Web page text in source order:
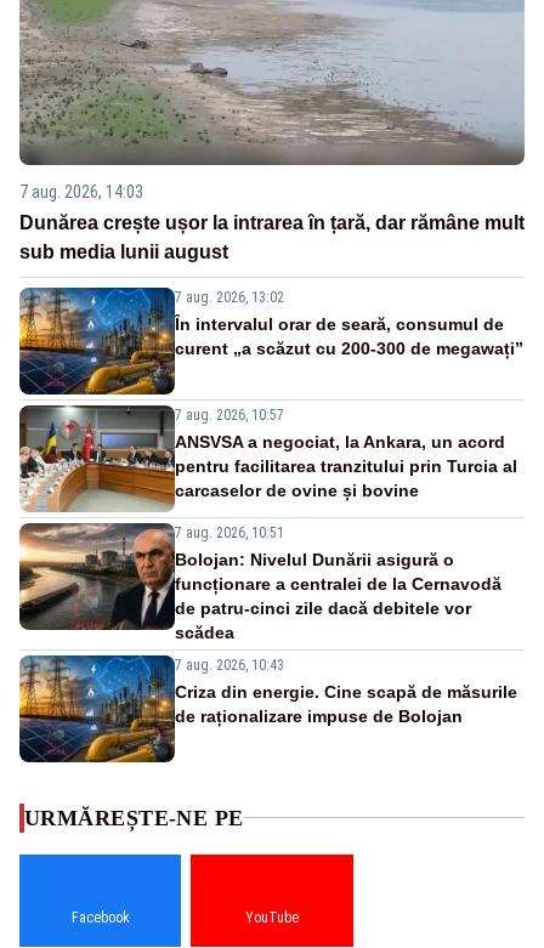
7 aug. 2026, 14:03
Dunărea crește ușor la intrarea în țară, dar rămâne mult
sub media lunii august
7 aug. 2026, 13:02
În intervalul orar de seară, consumul de
curent „a scăzut cu 200-300 de megawați”
7 aug. 2026, 10:57
ANSVSA a negociat, la Ankara, un acord
pentru facilitarea tranzitului prin Turcia al
carcaselor de ovine și bovine
7 aug. 2026, 10:51
Bolojan: Nivelul Dunării asigură o
funcționare a centralei de la Cernavodă
de patru-cinci zile dacă debitele vor
scădea
7 aug. 2026, 10:43
Criza din energie. Cine scapă de măsurile
de raționalizare impuse de Bolojan
URMĂREȘTE-NE PE
Facebook YouTube